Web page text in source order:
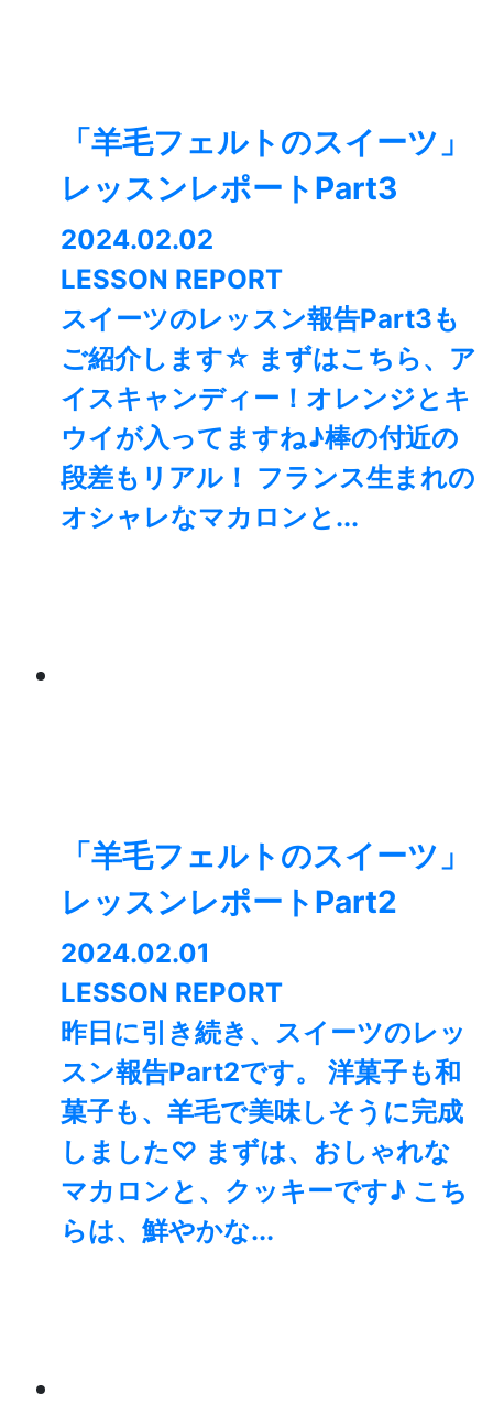
「羊毛フェルトのスイーツ」
レッスンレポートPart3
2024.02.02
LESSON REPORT
スイーツのレッスン報告Part3も
ご紹介します☆ まずはこちら、ア
イスキャンディー！オレンジとキ
ウイが入ってますね♪棒の付近の
段差もリアル！ フランス生まれの
オシャレなマカロンと...
「羊毛フェルトのスイーツ」
レッスンレポートPart2
2024.02.01
LESSON REPORT
昨日に引き続き、スイーツのレッ
スン報告Part2です。 洋菓子も和
菓子も、羊毛で美味しそうに完成
しました♡ まずは、おしゃれな
マカロンと、クッキーです♪ こち
らは、鮮やかな...